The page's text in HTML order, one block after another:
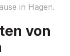
in Hagen.
von